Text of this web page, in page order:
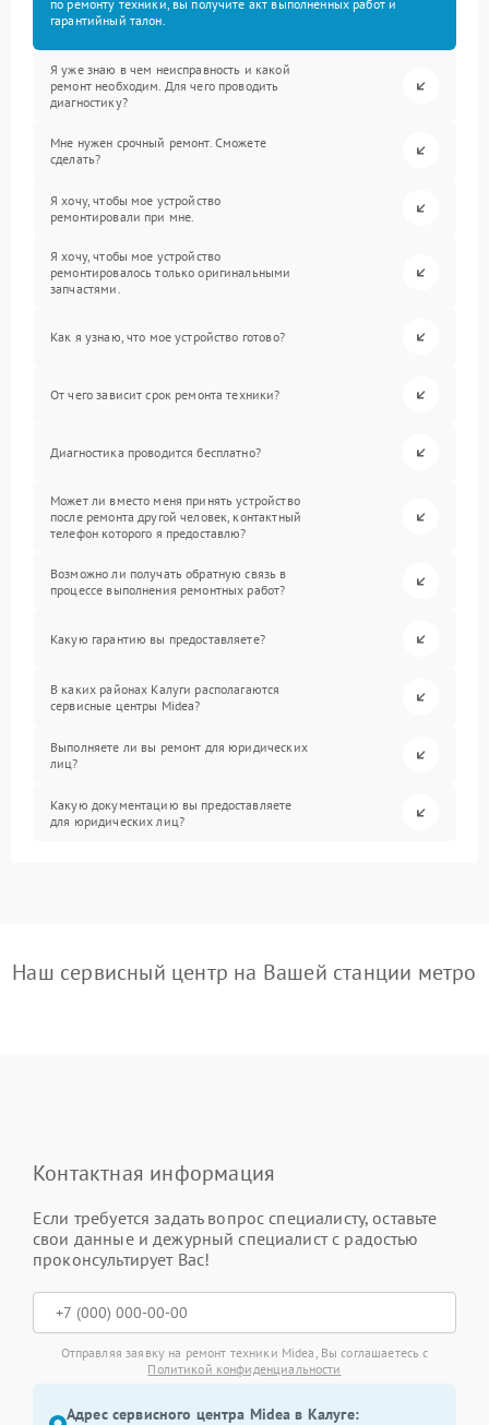
по ремонту техники, вы получите акт выполненных работ и
гарантийный талон.
Я уже знаю в чем неисправность и какой
ремонт необходим. Для чего проводить
диагностику?
Мне нужен срочный ремонт. Сможете
сделать?
Я хочу, чтобы мое устройство
ремонтировали при мне.
Я хочу, чтобы мое устройство
ремонтировалось только оригинальными
запчастями.
Как я узнаю, что мое устройство готово?
От чего зависит срок ремонта техники?
Диагностика проводится бесплатно?
Может ли вместо меня принять устройство
после ремонта другой человек, контактный
телефон которого я предоставлю?
Возможно ли получать обратную связь в
процессе выполнения ремонтных работ?
Какую гарантию вы предоставляете?
В каких районах Калуги располагаются
сервисные центры Midea?
Выполняете ли вы ремонт для юридических
лиц?
Какую документацию вы предоставляете
для юридических лиц?
Наш сервисный центр на Вашей станции метро
Контактная информация
Если требуется задать вопрос специалисту, оставьте
свои данные и дежурный специалист с радостью
проконсультирует Вас!
Отправляя заявку на ремонт техники Midea, Вы соглашаетесь с
Политикой конфиденциальности
Адрес сервисного центра Midea в Калуге: